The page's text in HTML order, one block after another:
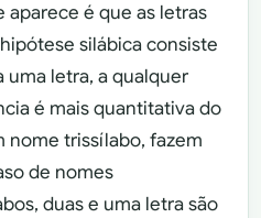
é que as letras
silábica consiste
uma letra, a qualquer
é mais quantitativa do
nome trissílabo, fazem
de nomes
duas e uma letra são